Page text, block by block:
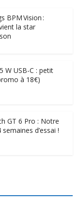
BPM Vision :
la star
W USB-C : petit
à 18€)
GT 6 Pro : Notre
d’essai !